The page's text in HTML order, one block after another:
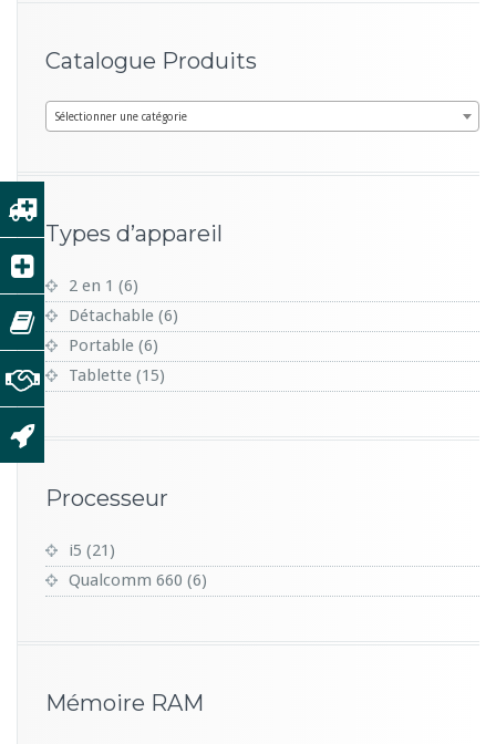
r
c
h
u
Catalogue Produits
Sélectionner une catégorie
Types d’appareil
2 en 1 (6)
Détachable (6)
Portable (6)
Tablette (15)
Processeur
i5 (21)
Qualcomm 660 (6)
Mémoire RAM